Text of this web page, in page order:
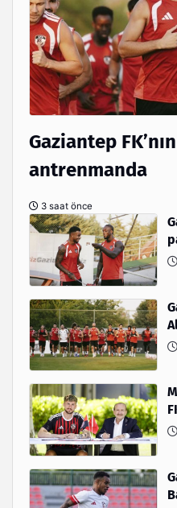
Gaziantep
antrenmanda
3 saat önce